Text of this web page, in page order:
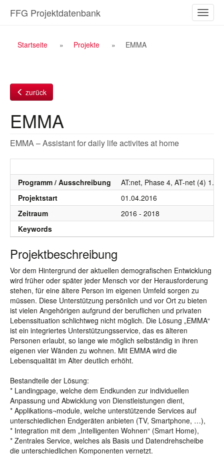
Inhalt
ein-/
FFG Projektdatenbank
Breadcrumb
Startseite Projekte EMMA
zurück
EMMA
EMMA – Assistant for daily life activites at home
Programm / Ausschreibung
AT:net, Phase 4, AT-net (4) 1.
Projektstart
01.04.2016
Zeitraum
2016 - 2018
Keywords
Projektbeschreibung
Vor dem Hintergrund der aktuellen demografischen Entwicklung
wird früher oder später jeder Mensch vor der Herausforderung
stehen, für eine ältere Person im eigenen Umfeld sorgen zu
müssen. Diese Unterstützung persönlich und vor Ort zu bieten
ist vielen Angehörigen aufgrund der beruflichen und privaten
Lebenssituation schlichtweg nicht möglich. Die Lösung „EMMA“
ist ein integriertes Unterstützungsservice, das es älteren
Personen erlaubt, so lange wie möglich selbständig in ihren
eigenen vier Wänden zu wohnen. Mit EMMA wird die
Lebensqualität im Alter deutlich erhöht.
Bestandteile der Lösung:
* Landingpage, welche dem Endkunden zur individuellen
Anpassung und Abwicklung von Dienstleistungen dient,
* Applikations¬module, welche unterstützende Services auf
unterschiedlichen Endgeräten anbieten (TV, Smartphone, …),
* Integration mit dem „Intelligenten Wohnen“ (Smart Home),
* Zentrales Service, welches als Basis und Datendrehscheibe
die unterschiedlichen Komponenten vernetzt.